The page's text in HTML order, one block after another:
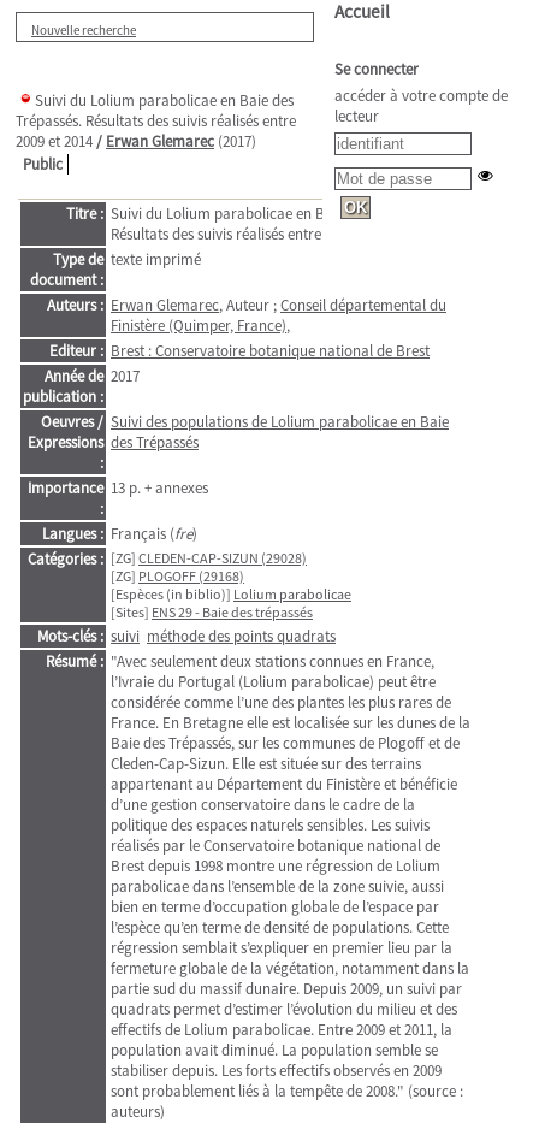
Nouvelle recherche
Suivi du Lolium parabolicae en Baie des
Trépassés. Résultats des suivis réalisés entre
2009 et 2014/ Erwan Glemarec (2017)
Public
Titre : Suivi du Lolium parabolicae en Baie des Trépassés.
Résultats des suivis réalisés entre 2009 et 2014
Type de
document :
texte imprimé
Auteurs : Erwan Glemarec, Auteur ;Conseil départemental du
Finistère (Quimper, France),
Editeur : Brest : Conservatoire botanique national de Brest
Année de
publication :
2017
Oeuvres /
Expressions
:
Suivi des populations de Lolium parabolicae en Baie
des Trépassés
Importance
:
13 p. + annexes
Langues : Français (fre)
Catégories : [ZG] CLEDEN-CAP-SIZUN (29028)
[ZG] PLOGOFF (29168)
[Espèces (in biblio)] Lolium parabolicae
[Sites] ENS 29 - Baie des trépassés
Mots-clés : suivi méthode des points quadrats
Résumé : "Avec seulement deux stations connues en France,
l’Ivraie du Portugal (Lolium parabolicae) peut être
considérée comme l’une des plantes les plus rares de
France. En Bretagne elle est localisée sur les dunes de la
Baie des Trépassés, sur les communes de Plogoff et de
Cleden-Cap-Sizun. Elle est située sur des terrains
appartenant au Département du Finistère et bénéficie
d’une gestion conservatoire dans le cadre de la
politique des espaces naturels sensibles. Les suivis
réalisés par le Conservatoire botanique national de
Brest depuis 1998 montre une régression de Lolium
parabolicae dans l’ensemble de la zone suivie, aussi
bien en terme d’occupation globale de l’espace par
l’espèce qu’en terme de densité de populations. Cette
régression semblait s’expliquer en premier lieu par la
fermeture globale de la végétation, notamment dans la
partie sud du massif dunaire. Depuis 2009, un suivi par
quadrats permet d’estimer l’évolution du milieu et des
effectifs de Lolium parabolicae. Entre 2009 et 2011, la
population avait diminué. La population semble se
stabiliser depuis. Les forts effectifs observés en 2009
sont probablement liés à la tempête de 2008." (source :
auteurs)
Accueil
Se connecter
accéder à votre compte de
lecteur